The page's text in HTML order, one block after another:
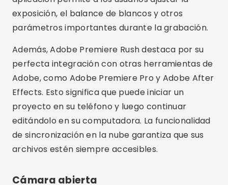
exposición, el balance de blancos y otros
parámetros importantes durante la grabación.
Además, Adobe Premiere Rush destaca por su
perfecta integración con otras herramientas de
Adobe, como Adobe Premiere Pro y Adobe After
Effects. Esto significa que puede iniciar un
proyecto en su teléfono y luego continuar
editándolo en su computadora. La funcionalidad
de sincronización en la nube garantiza que sus
archivos estén siempre accesibles.
Cámara abierta